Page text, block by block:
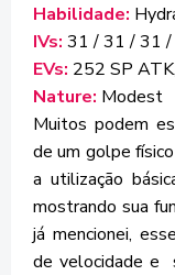
Habilidade:
IVs: 31 / 31 / 31
EVs: 252 SP
Nature: Modest
Muitos podem
de um golpe
a utilização
mostrando sua
já mencionei,
de velocidade e